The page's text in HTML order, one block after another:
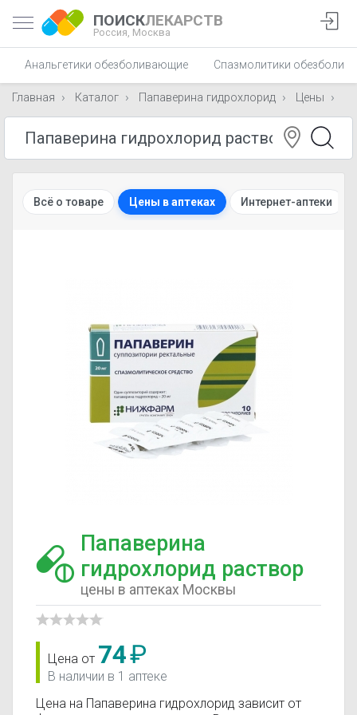
ПОИСКЛЕКАРСТВ
Россия, Москва
Анальгетики обезболивающие Спазмолитики
Главная Каталог Папаверина гидрохлорид Цены
Всё о товаре Цены в аптеках Интернет-аптеки
Папаверина
гидрохлорид раствор
цены в аптеках Москвы
Цена от 74₽
В наличии в 1 аптеке
Цена на Папаверина гидрохлорид зависит от